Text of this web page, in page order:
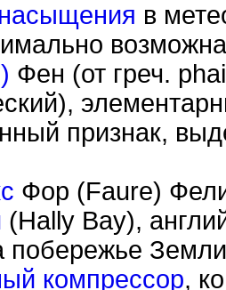
в
Фен (от греч.
признак,
Фор (Faure)
(Hally Bay),
побережье
компрессор,